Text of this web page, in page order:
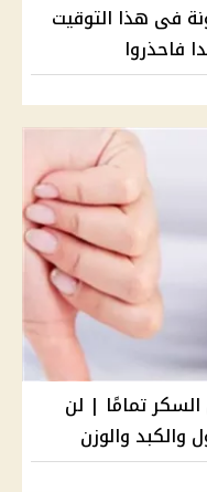
فى هذا التوقيت
فاحذروا
تمامًا | لن
والكبد والوزن